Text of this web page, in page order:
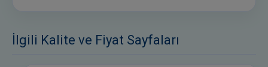
İlgili Kalite ve Fiyat Sayfaları